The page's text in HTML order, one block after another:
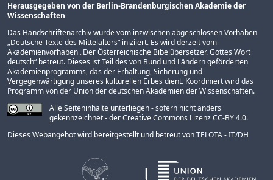
Herausgegeben von der Berlin-Brandenburgischen Akademie der
Wissenschaften
Das Handschriftenarchiv wurde vom inzwischen abgeschlossen Vorhaben
„Deutsche Texte des Mittelalters“ iniziiert. Es wird derzeit vom
Akademienvorhaben „Der Österreichische Bibelübersetzer. Gottes Wort
deutsch“ betreut. Dieses ist Teil des von Bund und Ländern geförderten
Akademienprogramms, das der Erhaltung, Sicherung und
Vergegenwärtigung unseres kulturellen Erbes dient. Koordiniert wird das
Programm von der Union der deutschen Akademien der Wissenschaften.
Alle Seiteninhalte unterliegen - sofern nicht anders
gekennzeichnet - der Creative Commons Lizenz CC-BY 4.0.
Dieses Webangebot wird bereitgestellt und betreut vonTELOTA - IT/DH